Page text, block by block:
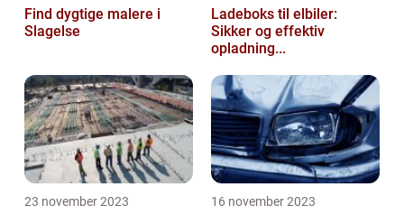
Find dygtige malere i
Slagelse
Ladeboks til elbiler:
Sikker og effektiv
opladning...
23 november 2023 16 november 2023